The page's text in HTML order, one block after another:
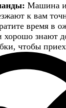
Машина и
к вам
время в
хорошо знают
чтобы